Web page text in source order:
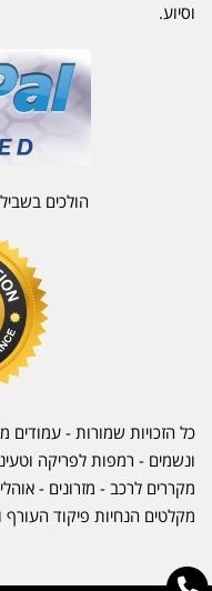
וסיוע.
הולכים
כל הזכויות שמורות - עמודים
ונשמים - רמפות לפריקה
מקררים לרכב - מזרונים -
מקלטים הנחיות פיקוד